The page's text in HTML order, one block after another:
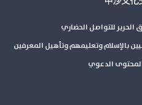
للتواصل الحضاري
بالإسلام وتعليمهم وتأهيل المعرفين
الدعوي